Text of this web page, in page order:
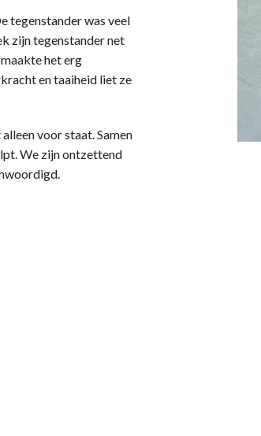
tegenstander was veel
zijn tegenstander net
het erg
en taaiheid liet ze
voor staat. Samen
We zijn ontzettend